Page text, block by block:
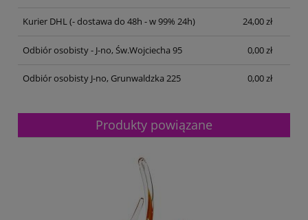
Kurier DHL(- dostawa do 48h - w 99% 24h) 24,00 zł
Odbiór osobisty - J-no, Św.Wojciecha 95 0,00 zł
Odbiór osobisty J-no, Grunwaldzka 225 0,00 zł
Produkty powiązane